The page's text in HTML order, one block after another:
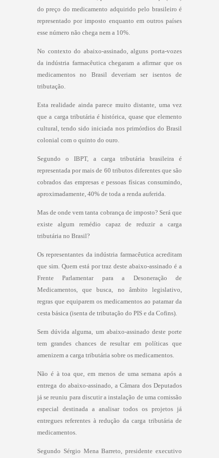
do preço do medicamento adquirido pelo brasileiro é
representado por imposto enquanto em outros países
esse número não chega nem a 10%.
No contexto do abaixo-assinado, alguns porta-vozes
da indústria farmacêutica chegaram a afirmar que os
medicamentos no Brasil deveriam ser isentos de
tributação.
Esta realidade ainda parece muito distante, uma vez
que a carga tributária é histórica, quase que elemento
cultural, tendo sido iniciada nos primórdios do Brasil
colonial com o quinto do ouro.
Segundo o IBPT, a carga tributária brasileira é
representada por mais de 60 tributos diferentes que são
cobrados das empresas e pessoas físicas consumindo,
aproximadamente, 40% de toda a renda auferida.
Mas de onde vem tanta cobrança de imposto? Será que
existe algum remédio capaz de reduzir a carga
tributária no Brasil?
Os representantes da indústria farmacêutica acreditam
que sim. Quem está por traz deste abaixo-assinado é a
Frente Parlamentar para a Desoneração de
Medicamentos, que busca, no âmbito legislativo,
regras que equiparem os medicamentos ao patamar da
cesta básica (isenta de tributação do PIS e da Cofins).
Sem dúvida alguma, um abaixo-assinado deste porte
tem grandes chances de resultar em políticas que
amenizem a carga tributária sobre os medicamentos.
Não é à toa que, em menos de uma semana após a
entrega do abaixo-assinado, a Câmara dos Deputados
já se reuniu para discutir a instalação de uma comissão
especial destinada a analisar todos os projetos já
entregues referentes à redução da carga tributária de
medicamentos.
Segundo Sérgio Mena Barreto, presidente executivo